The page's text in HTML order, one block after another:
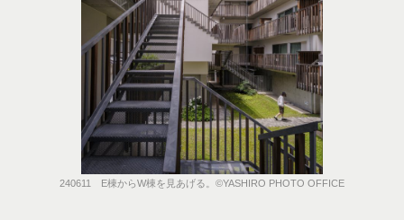
240611 E棟からW棟を見あげる。©️YASHIRO PHOTO OFFICE